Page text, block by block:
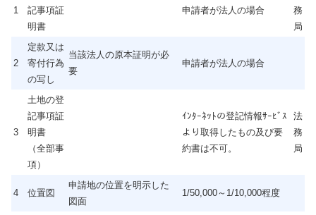
1
記事項証
明書
申請者が法人の場合
務
局
2
定款又は
寄付行為
の写し
当該法人の原本証明が必
要
申請者が法人の場合
3
土地の登
記事項証
明書
（全部事
項）
ｲﾝﾀｰﾈｯﾄの登記情報ｻｰﾋﾞｽ
より取得したもの及び要
約書は不可。
法
務
局
4 位置図
申請地の位置を明示した
図面
1/50,000～1/10,000程度